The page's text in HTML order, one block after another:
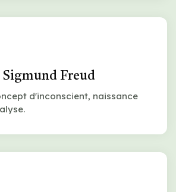
Freud
d'inconscient, naissance